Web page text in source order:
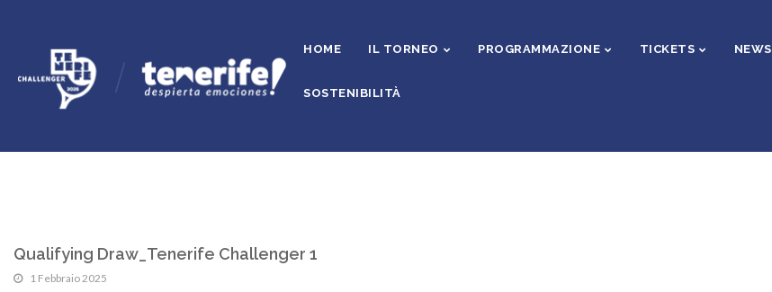
HOME IL TORNEO PROGRAMMAZIONE TICKETS NEWS
SOSTENIBILITÀ
Qualifying Draw_Tenerife Challenger 1
1 Febbraio 2025